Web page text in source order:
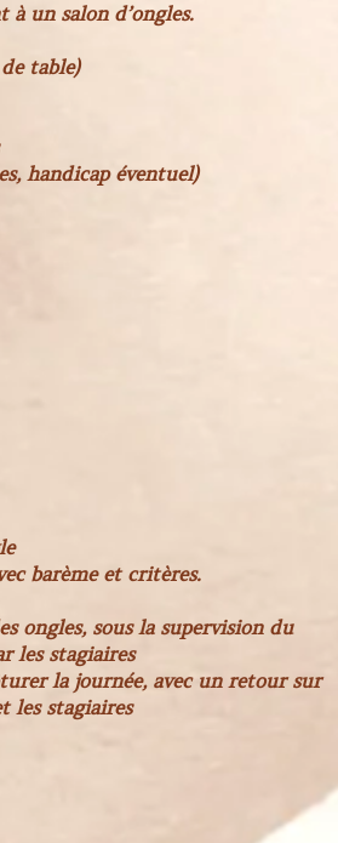
un salon d’ongles.
table)
handicap éventuel)
barème et critères.
ongles, sous la supervision du
les stagiaires
la journée, avec un retour sur
les stagiaires